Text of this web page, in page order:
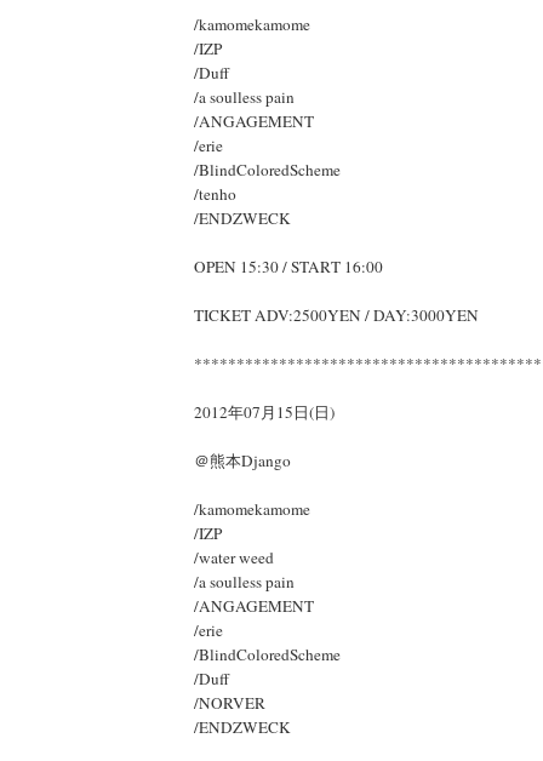
/kamomekamome
/IZP
/Duff
/a soulless pain
/ANGAGEMENT
/erie
/BlindColoredScheme
/tenho
/ENDZWECK
OPEN 15:30 / START 16:00
TICKET ADV:2500YEN / DAY:3000YEN
2012年07月15日(日)
＠熊本Django
/kamomekamome
/IZP
/water weed
/a soulless pain
/ANGAGEMENT
/erie
/BlindColoredScheme
/Duff
/NORVER
/ENDZWECK